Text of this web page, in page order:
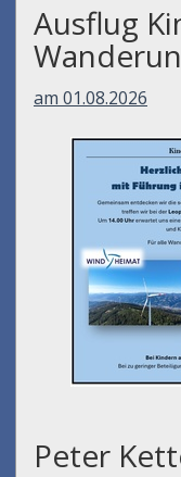
Ausflug
am 01.08.2026
Peter